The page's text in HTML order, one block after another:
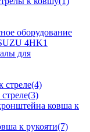
оборудование
4HK1
для
стреле(4)
ковша к
к рукояти(7)